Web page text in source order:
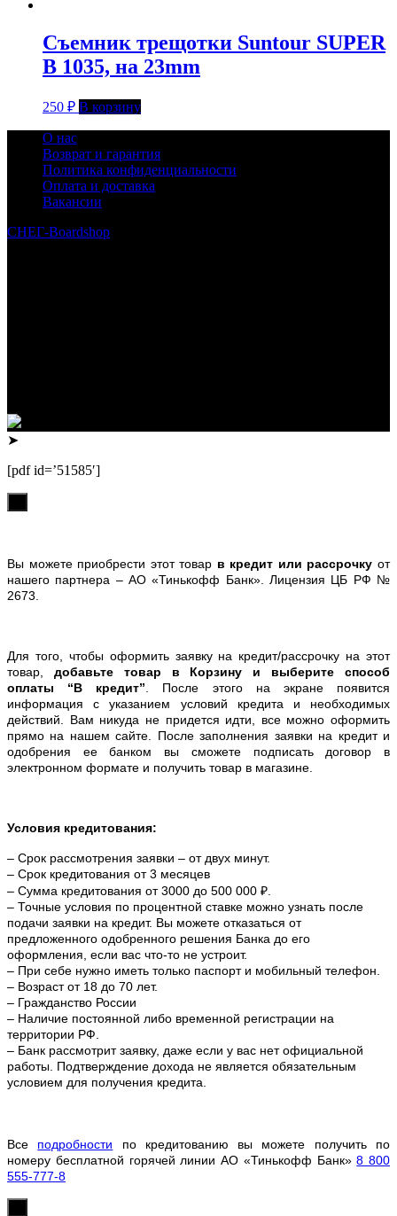
Съемник трещотки Suntour SUPER
B 1035, на 23mm
250 ₽ В корзину
О нас
Возврат и гарантия
Политика конфиденциальности
Оплата и доставка
Вакансии
СНЕГ-Boardshop
➤
[pdf id=’51585′]
Вы можете приобрести этот товар в кредит или рассрочку от
нашего партнера – АО «Тинькофф Банк». Лицензия ЦБ РФ №
2673.
Для того, чтобы оформить заявку на кредит/рассрочку на этот
товар, добавьте товар в Корзину и выберите способ
оплаты “В кредит” . После этого на экране появится
информация с указанием условий кредита и необходимых
действий. Вам никуда не придется идти, все можно оформить
прямо на нашем сайте. После заполнения заявки на кредит и
одобрения ее банком вы сможете подписать договор в
электронном формате и получить товар в магазине.
Условия кредитования:
– Срок рассмотрения заявки – от двух минут.
– Срок кредитования от 3 месяцев
– Сумма кредитования от 3000 до 500 000 ₽.
– Точные условия по процентной ставке можно узнать после
подачи заявки на кредит. Вы можете отказаться от
предложенного одобренного решения Банка до его
оформления, если вас что-то не устроит.
– При себе нужно иметь только паспорт и мобильный телефон.
– Возраст от 18 до 70 лет.
– Гражданство России
– Наличие постоянной либо временной регистрации на
территории РФ.
– Банк рассмотрит заявку, даже если у вас нет официальной
работы. Подтверждение дохода не является обязательным
условием для получения кредита.
Все подробности по кредитованию вы можете получить по
номеру бесплатной горячей линии АО «Тинькофф Банк»8 800
555-777-8